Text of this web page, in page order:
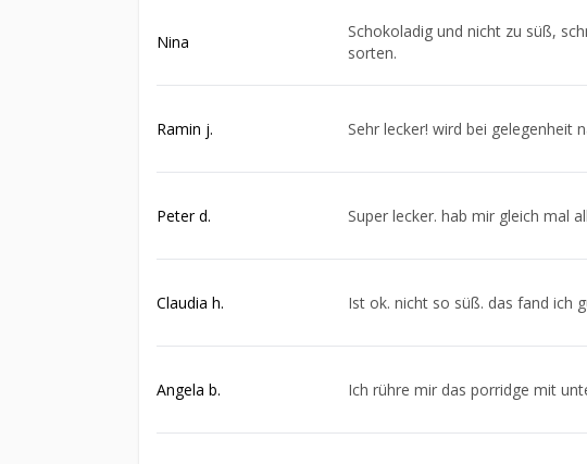
Nina
Schokoladig und nicht zu süß,
sorten.
Ramin j. Sehr lecker! wird bei gelegenheit
Peter d. Super lecker. hab mir gleich mal
Claudia h. Ist ok. nicht so süß. das fand ich
Angela b. Ich rühre mir das porridge mit